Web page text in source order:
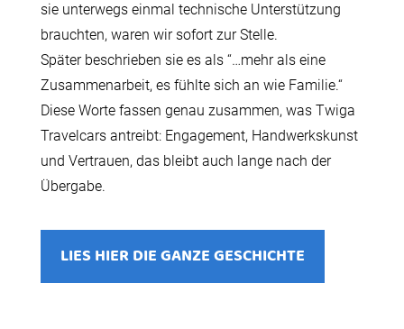
sie unterwegs einmal technische Unterstützung
brauchten, waren wir sofort zur Stelle.
Später beschrieben sie es als “…mehr als eine
Zusammenarbeit, es fühlte sich an wie Familie.“
Diese Worte fassen genau zusammen, was Twiga
Travelcars antreibt: Engagement, Handwerkskunst
und Vertrauen, das bleibt auch lange nach der
Übergabe.
LIES HIER DIE GANZE GESCHICHTE